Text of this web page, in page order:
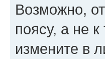
Возможно,
поясу, а не
измените в